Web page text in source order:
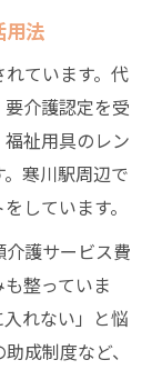
用法
ています。代
介護認定を受
祉用具のレン
寒川駅周辺で
しています。
護サービス費
整っていま
れない」と悩
成制度など、